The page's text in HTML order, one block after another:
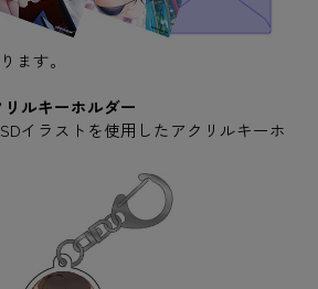
ます。
ルキーホルダー
イラストを使用したアクリルキーホ